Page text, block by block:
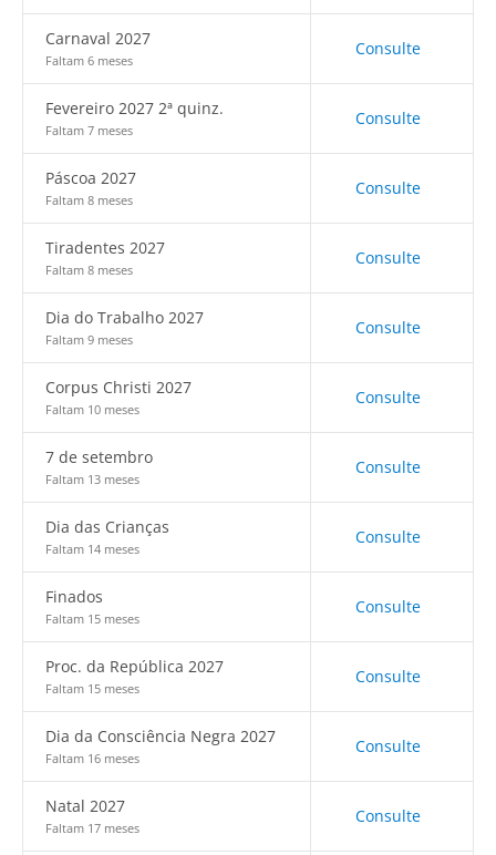
Carnaval 2027
Faltam 6 meses
Consulte
Fevereiro 2027 2ª quinz.
Faltam 7 meses
Consulte
Páscoa 2027
Faltam 8 meses
Consulte
Tiradentes 2027
Faltam 8 meses
Consulte
Dia do Trabalho 2027
Faltam 9 meses
Consulte
Corpus Christi 2027
Faltam 10 meses
Consulte
7 de setembro
Faltam 13 meses
Consulte
Dia das Crianças
Faltam 14 meses
Consulte
Finados
Faltam 15 meses
Consulte
Proc. da República 2027
Faltam 15 meses
Consulte
Dia da Consciência Negra 2027
Faltam 16 meses
Consulte
Natal 2027
Faltam 17 meses
Consulte